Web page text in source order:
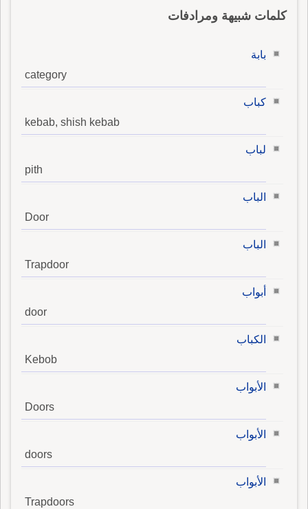
كلمات شبيهة ومرادفات
بابة
category
كباب
kebab, shish kebab
لباب
pith
الباب
Door
الباب
Trapdoor
أبواب
door
الكباب
Kebob
الأبواب
Doors
الأبواب
doors
الأبواب
Trapdoors